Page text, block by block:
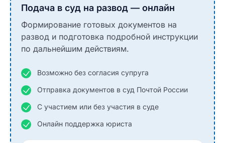
Подача в суд на развод — онлайн
Формирование готовых документов на
развод и подготовка подробной инструкции
по дальнейшим действиям.
Возможно без согласия супруга
Отправка документов в суд Почтой России
С участием или без участия в суде
Онлайн поддержка юриста